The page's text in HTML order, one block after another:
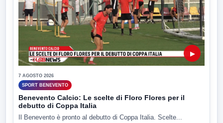
▶
7 AGOSTO 2026
SPORT BENEVENTO
Benevento Calcio: Le scelte di Floro Flores per il
debutto di Coppa Italia
Il Benevento è pronto al debutto di Coppa Italia. Scelte...